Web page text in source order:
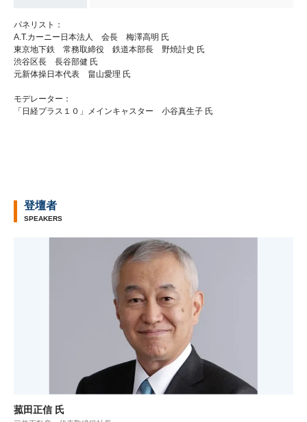
パネリスト：
A.T.カーニー日本法人 会長 梅澤高明 氏
東京地下鉄 常務取締役 鉄道本部長 野焼計史 氏
渋谷区長 長谷部健 氏
元新体操日本代表 畠山愛理 氏
モデレーター：
「日経プラス１０」メインキャスター 小谷真生子 氏
登壇者
SPEAKERS
菰田正信 氏